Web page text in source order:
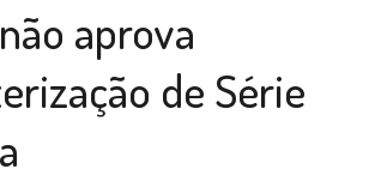
aprova
de Série